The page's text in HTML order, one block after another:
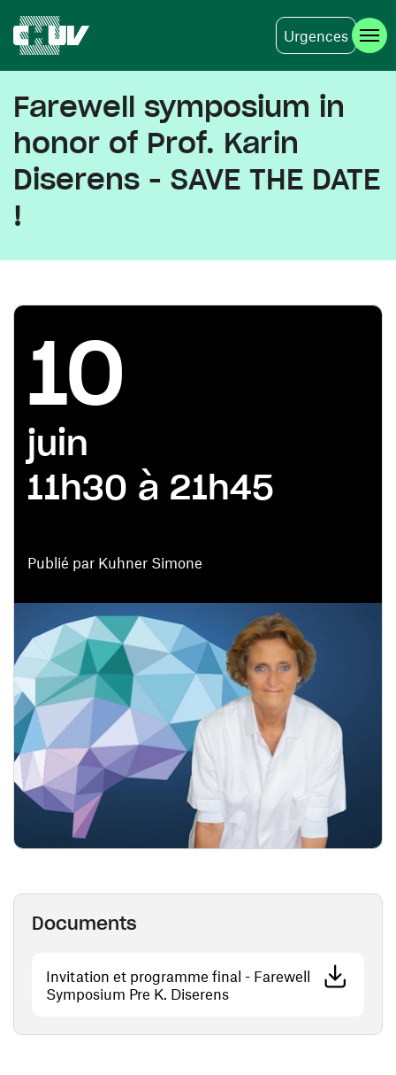
Urgences
Farewell symposium in
honor of Prof. Karin
Diserens - SAVE THE DATE
!
Publié par Kuhner Simone
10
juin
11h30 à 21h45
Documents
Invitation et programme final - Farewell
Symposium Pre K. Diserens(ouvre une nouvelle